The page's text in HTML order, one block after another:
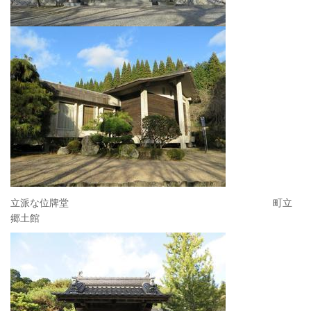
立派な位牌堂 町立
郷土館